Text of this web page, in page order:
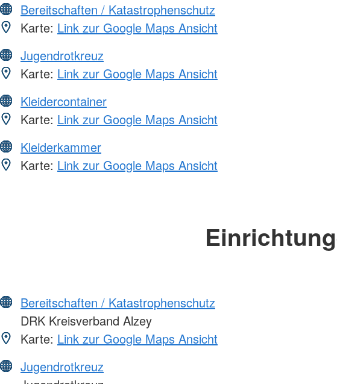
Bereitschaften / Katastrophenschutz
Karte: Link zur Google Maps Ansicht
Jugendrotkreuz
Karte: Link zur Google Maps Ansicht
Kleidercontainer
Karte: Link zur Google Maps Ansicht
Kleiderkammer
Karte: Link zur Google Maps Ansicht
Bereitschaften / Katastrophenschutz
DRK Kreisverband Alzey
Karte: Link zur Google Maps Ansicht
Jugendrotkreuz